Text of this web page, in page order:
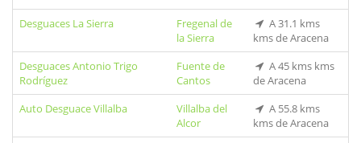
Desguaces La Sierra
Fregenal de
la Sierra
A 31.1 kms
kms de Aracena
Desguaces Antonio Trigo
Rodríguez
Fuente de
Cantos
A 45 kms kms
de Aracena
Auto Desguace Villalba
Villalba del
Alcor
A 55.8 kms
kms de Aracena